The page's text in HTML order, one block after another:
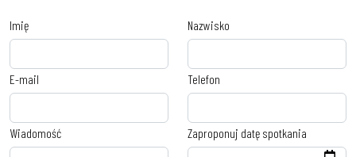
Imię Nazwisko
E-mail Telefon
Wiadomość Zaproponuj datę spotkania